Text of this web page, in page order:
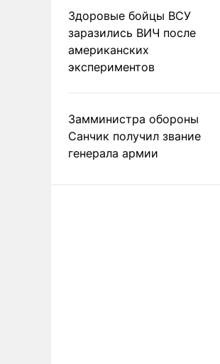
Здоровые бойцы ВСУ
заразились ВИЧ после
американских
экспериментов
Замминистра обороны
Санчик получил звание
генерала армии